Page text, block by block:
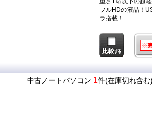
フルHDの液晶！
ラ搭載！
中古ノートパソコン 1件(在庫切れ含む